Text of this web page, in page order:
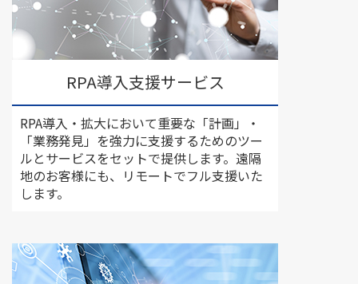
RPA導入支援サービス
RPA導入・拡大において重要な「計画」・
「業務発見」を強力に支援するためのツー
ルとサービスをセットで提供します。遠隔
地のお客様にも、リモートでフル支援いた
します。